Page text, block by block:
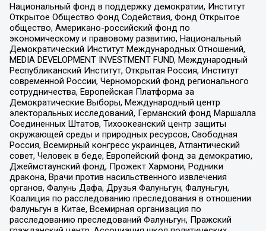
Национальный фонд в поддержку демократии, Институт
Открытое Общество Фонд Содействия, Фонд Открытое
общество, Американо-российский фонд по
экономическому и правовому развитию, Национальный
Демократический Институт Международных Отношений,
MEDIA DEVELOPMENT INVESTMENT FUND, Международный
Республиканский Институт, Открытая Россия, Институт
современной России, Черноморский фонд регионального
сотрудничества, Европейская Платформа за
Демократические Выборы, Международный центр
электоральных исследований, Германский фонд Маршалла
Соединенных Штатов, Тихоокеанский центр защиты
окружающей среды и природных ресурсов, Свободная
Россия, Всемирный конгресс украинцев, Атлантический
совет, Человек в беде, Европейский фонд за демократию,
Джеймстаунский фонд, Прожект Хармони, Родники
дракона, Врачи против насильственного извлечения
органов, Фалунь Дафа, Друзья Фалуньгун, Фалуньгун,
Коалиция по расследованию преследования в отношении
Фалуньгун в Китае, Всемирная организация по
расследованию преследований Фалуньгун, Пражский